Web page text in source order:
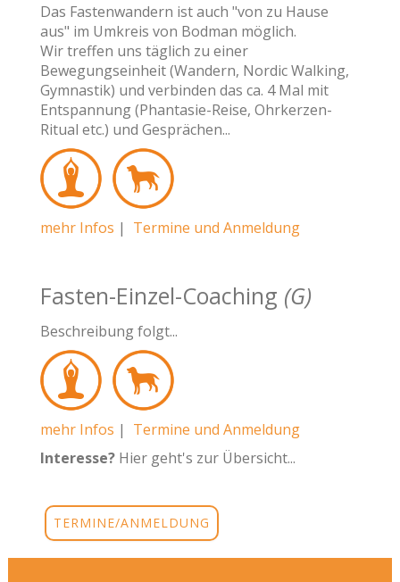
Das Fastenwandern ist auch "von zu Hause
aus" im Umkreis von Bodman möglich.
Wir treffen uns täglich zu einer
Bewegungseinheit (Wandern, Nordic Walking,
Gymnastik) und verbinden das ca. 4 Mal mit
Entspannung (Phantasie-Reise, Ohrkerzen-
Ritual etc.) und Gesprächen...
mehr Infos | Termine und Anmeldung
Fasten-Einzel-Coaching (G)
Beschreibung folgt...
mehr Infos | Termine und Anmeldung
Interesse? Hier geht's zur Übersicht...
TERMINE/ANMELDUNG